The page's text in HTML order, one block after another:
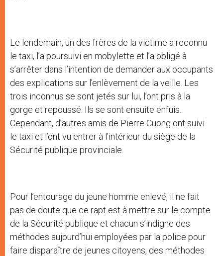
Le lendemain, un des frères de la victime a reconnu
le taxi, l’a poursuivi en mobylette et l’a obligé à
s’arrêter dans l’intention de demander aux occupants
des explications sur l’enlèvement de la veille. Les
trois inconnus se sont jetés sur lui, l’ont pris à la
gorge et repoussé. Ils se sont ensuite enfuis.
Cependant, d’autres amis de Pierre Cuong ont suivi
le taxi et l’ont vu entrer à l’intérieur du siège de la
Sécurité publique provinciale.
Pour l’entourage du jeune homme enlevé, il ne fait
pas de doute que ce rapt est à mettre sur le compte
de la Sécurité publique et chacun s’indigne des
méthodes aujourd’hui employées par la police pour
faire disparaître de jeunes citoyens, des méthodes